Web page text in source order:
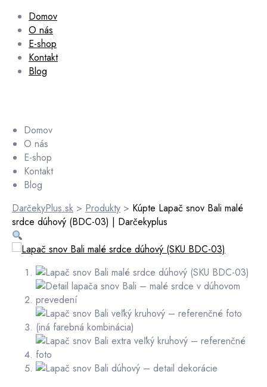
Domov
O nás
E-shop
Kontakt
Blog
Domov
O nás
E-shop
Kontakt
Blog
DarčekyPlus.sk > Produkty > Kúpte Lapač snov Bali malé
srdce dúhový (BDC-03) | Darčekyplus